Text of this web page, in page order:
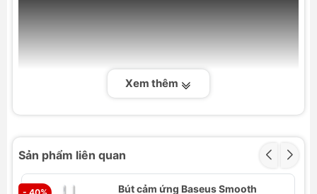
Giới Thiệu Tổng Quan: Bút Cảm Ứng Thụ
Động Baseus Smooth Writing III 3-in-1
Xem thêm
Sản phẩm liên quan
Bút cảm ứng Baseus Smooth